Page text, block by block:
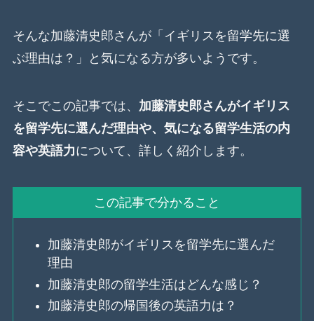
そんな加藤清史郎さんが「イギリスを留学先に選
ぶ理由は？」と気になる方が多いようです。
そこでこの記事では、 加藤清史郎さんがイギリス
を留学先に選んだ理由や、気になる留学生活の内
容や英語力について、詳しく紹介します。
この記事で分かること
加藤清史郎がイギリスを留学先に選んだ
理由
加藤清史郎の留学生活はどんな感じ？
加藤清史郎の帰国後の英語力は？